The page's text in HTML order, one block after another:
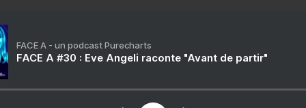
FACE A - un podcast Purecharts
FACE A #30 : Eve Angeli raconte "Avant de partir"